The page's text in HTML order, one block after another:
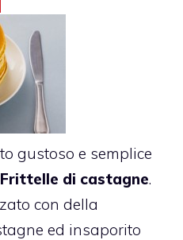
gustoso e semplice
Frittelle di castagne.
con della
ed insaporito